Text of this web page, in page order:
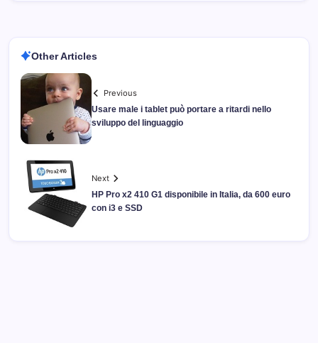
Other Articles
Previous
Usare male i tablet può portare a ritardi nello
sviluppo del linguaggio
Next
HP Pro x2 410 G1 disponibile in Italia, da 600 euro
con i3 e SSD